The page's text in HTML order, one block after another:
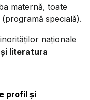
maternă, toate
specială).
naționale
literatura
profil și